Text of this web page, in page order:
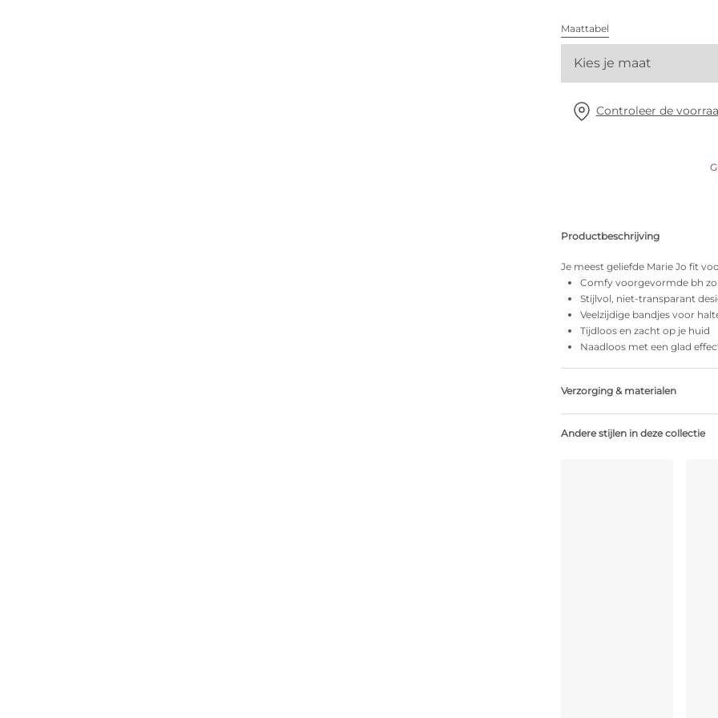
Maattabel
Kies je maat
Controleer de
Productbeschrijving
Je meest geliefde Marie Jo fit
Comfy voorgevormde bh
Stijlvol, niet-transparant
Veelzijdige bandjes voor
Tijdloos en zacht op je huid
Naadloos met een glad
Verzorging & materialen
Geen professionele reiniging
Andere stijlen in deze collectie